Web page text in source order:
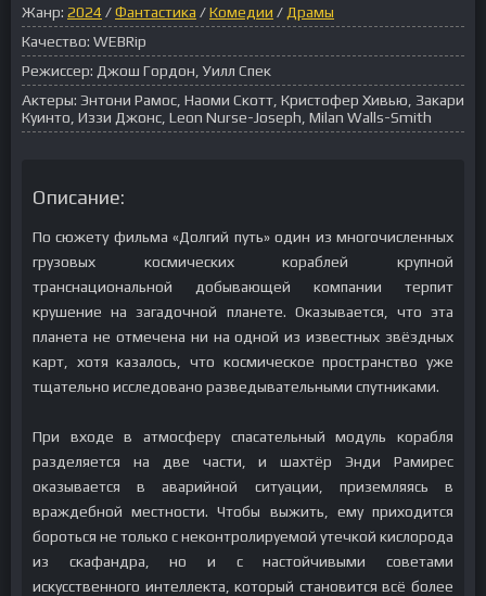
Жанр: 2024 /Фантастика /Комедии / Драмы
Качество: WEBRip
Режиссер: Джош Гордон, Уилл Спек
Актеры: Энтони Рамос, Наоми Скотт, Кристофер Хивью, Закари
Куинто, Иззи Джонс, Leon Nurse-Joseph, Milan Walls-Smith
Описание:
По сюжету фильма «Долгий путь» один из многочисленных
грузовых космических кораблей крупной
транснациональной добывающей компании терпит
крушение на загадочной планете. Оказывается, что эта
планета не отмечена ни на одной из известных звёздных
карт, хотя казалось, что космическое пространство уже
тщательно исследовано разведывательными спутниками.
При входе в атмосферу спасательный модуль корабля
разделяется на две части, и шахтёр Энди Рамирес
оказывается в аварийной ситуации, приземляясь в
враждебной местности. Чтобы выжить, ему приходится
бороться не только с неконтролируемой утечкой кислорода
из скафандра, но и с настойчивыми советами
искусственного интеллекта, который становится всё более